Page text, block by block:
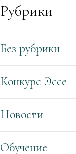
Рубрики
Без рубрики
Конкурс Эссе
Новости
Обучение